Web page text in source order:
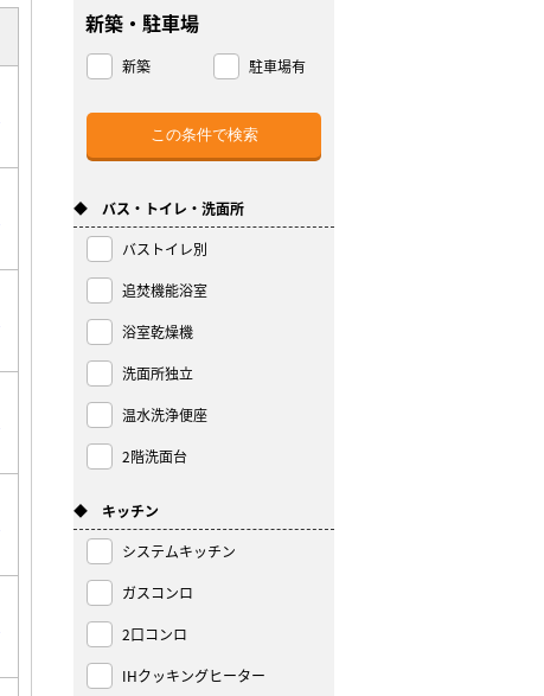
新築・駐車場
新築 駐車場有
◆ バス・トイレ・洗面所
バストイレ別
追焚機能浴室
浴室乾燥機
洗面所独立
温水洗浄便座
2階洗面台
◆ キッチン
システムキッチン
ガスコンロ
2口コンロ
IHクッキングヒーター